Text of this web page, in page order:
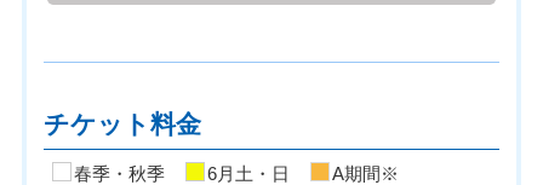
チケット料金
春季・秋季 6月土・日
A期間※